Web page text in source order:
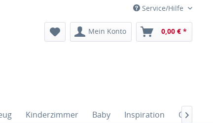
Service/Hilfe
Mein Konto 0,00 € *
Kinderzimmer Baby Inspiration Outdoor
